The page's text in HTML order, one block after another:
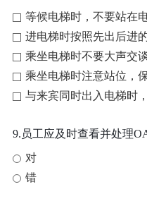
等候电梯时，不要站在
进电梯时按照先出后进
乘坐电梯时不要大声交
乘坐电梯时注意站位，
与来宾同时出入电梯时
9.员工应及时查看并处理
对
错